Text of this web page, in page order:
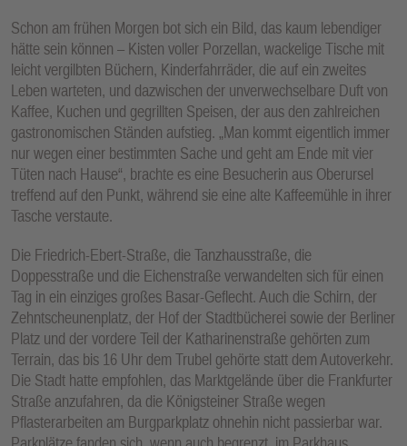
Schon am frühen Morgen bot sich ein Bild, das kaum lebendiger
hätte sein können – Kisten voller Porzellan, wackelige Tische mit
leicht vergilbten Büchern, Kinderfahrräder, die auf ein zweites
Leben warteten, und dazwischen der unverwechselbare Duft von
Kaffee, Kuchen und gegrillten Speisen, der aus den zahlreichen
gastronomischen Ständen aufstieg. „Man kommt eigentlich immer
nur wegen einer bestimmten Sache und geht am Ende mit vier
Tüten nach Hause“, brachte es eine Besucherin aus Oberursel
treffend auf den Punkt, während sie eine alte Kaffeemühle in ihrer
Tasche verstaute.
Die Friedrich-Ebert-Straße, die Tanzhausstraße, die
Doppesstraße und die Eichenstraße verwandelten sich für einen
Tag in ein einziges großes Basar-Geflecht. Auch die Schirn, der
Zehntscheunenplatz, der Hof der Stadtbücherei sowie der Berliner
Platz und der vordere Teil der Katharinenstraße gehörten zum
Terrain, das bis 16 Uhr dem Trubel gehörte statt dem Autoverkehr.
Die Stadt hatte empfohlen, das Marktgelände über die Frankfurter
Straße anzufahren, da die Königsteiner Straße wegen
Pflasterarbeiten am Burgparkplatz ohnehin nicht passierbar war.